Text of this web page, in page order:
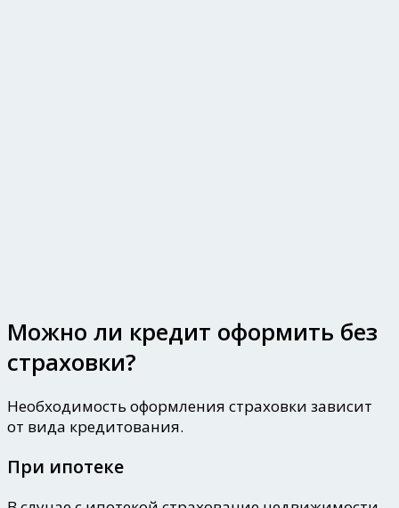
Можно ли кредит оформить без
страховки?
Необходимость оформления страховки зависит
от вида кредитования.
При ипотеке